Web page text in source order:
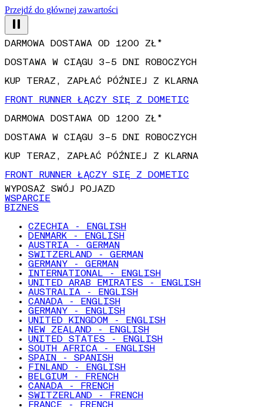
Przejdź do głównej zawartości
DOSTAWA W CIĄGU 3–5 DNI ROBOCZYCH
KUP TERAZ, ZAPŁAĆ PÓŹNIEJ Z KLARNA
FRONT RUNNER ŁĄCZY SIĘ Z DOMETIC
DARMOWA DOSTAWA OD 1200 ZŁ*
DOSTAWA W CIĄGU 3–5 DNI ROBOCZYCH
KUP TERAZ, ZAPŁAĆ PÓŹNIEJ Z KLARNA
FRONT RUNNER ŁĄCZY SIĘ Z DOMETIC
WYPOSAŻ SWÓJ POJAZD
WSPARCIE
BIZNES
CZECHIA - ENGLISH
DENMARK - ENGLISH
AUSTRIA - GERMAN
SWITZERLAND - GERMAN
GERMANY - GERMAN
INTERNATIONAL - ENGLISH
UNITED ARAB EMIRATES - ENGLISH
AUSTRALIA - ENGLISH
CANADA - ENGLISH
GERMANY - ENGLISH
UNITED KINGDOM - ENGLISH
NEW ZEALAND - ENGLISH
UNITED STATES - ENGLISH
SOUTH AFRICA - ENGLISH
SPAIN - SPANISH
FINLAND - ENGLISH
BELGIUM - FRENCH
CANADA - FRENCH
SWITZERLAND - FRENCH